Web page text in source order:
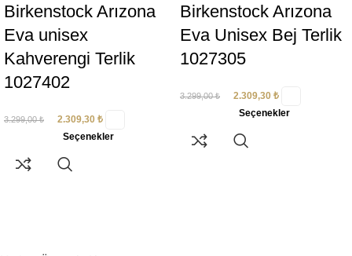
Birkenstock Arızona
Eva unisex
Kahverengi Terlik
1027402
3.299,00₺ 2.309,30 ₺
Seçenekler
Birkenstock Arızona
Eva Unisex Bej Terlik
1027305
3.299,00₺ 2.309,30 ₺
Seçenekler